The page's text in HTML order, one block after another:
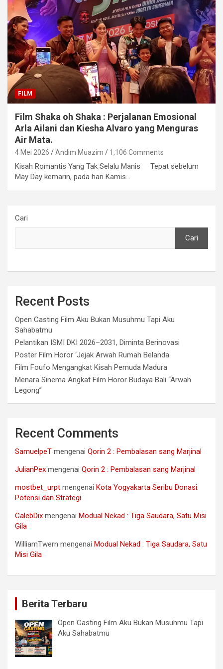
FILM
Film Shaka oh Shaka : Perjalanan Emosional
Arla Ailani dan Kiesha Alvaro yang Menguras
Air Mata.
4 Mei 2026 Andim Muazim 1,106 Comments
Kisah Romantis Yang Tak Selalu Manis Tepat sebelum
May Day kemarin, pada hari Kamis…
Cari
Cari
Recent Posts
Open Casting Film Aku Bukan Musuhmu Tapi Aku
Sahabatmu
Pelantikan ISMI DKI 2026–2031, Diminta Berinovasi
Poster Film Horor ‘Jejak Arwah Rumah Belanda
Film Foufo Mengangkat Kisah Pemuda Madura
Menara Sinema Angkat Film Horor Budaya Bali “Arwah
Legong”
Recent Comments
SamuelpeT mengenai Qorin 2 : Pembalasan sang Marjinal
JulianPex mengenai Qorin 2 : Pembalasan sang Marjinal
mostbet_urpt mengenai Kota Yogyakarta Seribu Donasi:
Potensi dan Strategi
CalebDix mengenai Modual Nekad : Tiga Saudara, Satu Misi
Gila
WilliamTwern mengenai Modual Nekad : Tiga Saudara, Satu
Misi Gila
Berita Terbaru
Open Casting Film Aku Bukan Musuhmu Tapi
Aku Sahabatmu